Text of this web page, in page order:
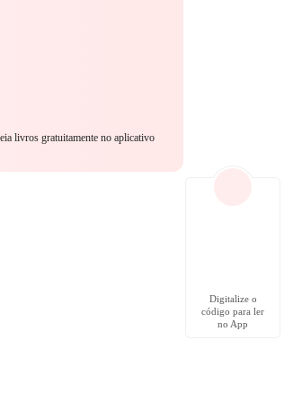
livros gratuitamente no aplicativo
Digitalize o
código para ler
no App